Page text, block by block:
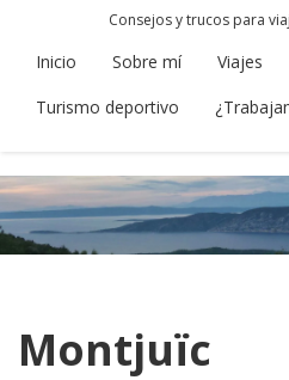
Consejos y trucos para
Inicio Sobre mí Viajes
Turismo deportivo
Montjuïc